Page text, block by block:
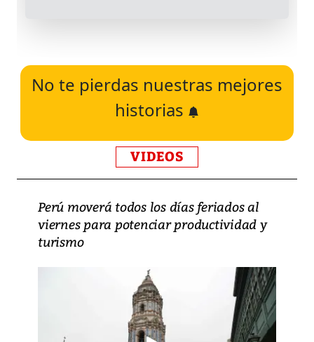
No te pierdas nuestras mejores
historias
VIDEOS
Perú moverá todos los días feriados al
viernes para potenciar productividad y
turismo